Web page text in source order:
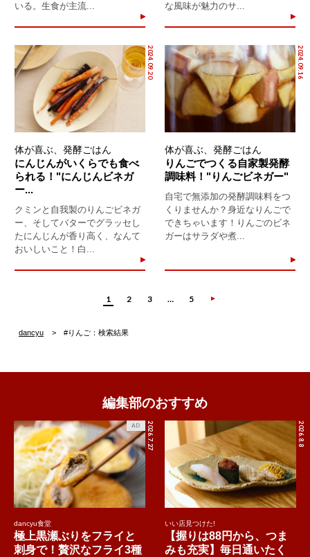
いる。生食が主流...
な風味が魅力のサ...
2024.09.20
体が喜ぶ、発酵ごはん
にんじんがいくらでも食べ
られる！"にんじんビネガ
ー...
クミンと自我製のりんごビネガ
ー、そしてバターでグラッセし
たにんじんが香り高く、なんて
おいしいこと！白...
2024.09.16
体が喜ぶ、発酵ごはん
りんごでつくる自家製発酵
調味料！"りんごビネガー"
自宅で無添加の発酵調味料をつ
くりませんか？身近なりんごで
できちゃいます！りんごのビネ
ガーはサラダや煮...
1 2 3 … 5
dancyu #りんご：検索結果
編集部のおすすめ
2026.7.27
AD
dancyu食堂
極上黒瀬ぶりをフライと
刺身で！贅沢なフライ3種
2026.8.8
いい店見つけた!
【握りは88円から、つま
みも充実】毎日通いたく